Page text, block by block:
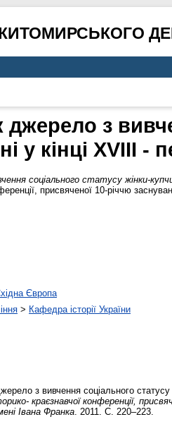
джерело з
у кінці ХVIII -
соціального статусу жінки-
присвяченої 10-річчю
Європа
> Кафедра історії України
з вивчення соціального
краєзнавчої конференції,
Івана Франка. 2011. С. 220–223.